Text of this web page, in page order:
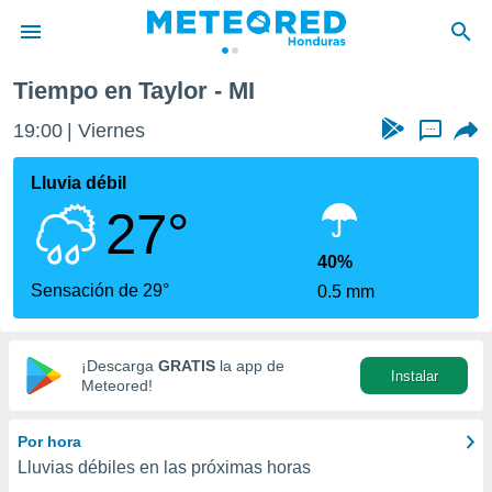
de
ha sido
para
que se
calidad.
a este
las
y
digital
basada
Tiempo en Taylor - MI
19:00 Viernes ...
Lluvia débil
27°
Sensación de 29°
40%
0.5 mm
¡Descarga GRATIS la app de
Meteored!
Instalar
Por hora
Lluvias débiles en las próximas horas